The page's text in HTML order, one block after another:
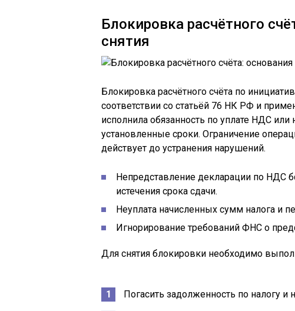
Блокировка расчётного
снятия
Блокировка расчётного счёта по
соответствии со статьёй 76 НК РФ и
исполнила обязанность по уплате НДС
установленные сроки. Ограничение
действует до устранения нарушений.
Непредставление декларации по НДС
истечения срока сдачи.
Неуплата начисленных сумм налога и
Игнорирование требований ФНС о
Для снятия блокировки необходимо
Погасить задолженность по налогу